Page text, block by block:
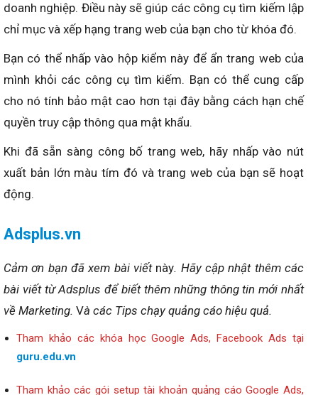
doanh nghiệp. Điều này sẽ giúp các công cụ tìm kiếm lập
chỉ mục và xếp hạng trang web của bạn cho từ khóa đó.
Bạn có thể nhấp vào hộp kiểm này để ẩn trang web của
mình khỏi các công cụ tìm kiếm. Bạn có thể cung cấp
cho nó tính bảo mật cao hơn tại đây bằng cách hạn chế
quyền truy cập thông qua mật khẩu.
Khi đã sẵn sàng công bố trang web, hãy nhấp vào nút
xuất bản lớn màu tím đó và trang web của bạn sẽ hoạt
động.
Adsplus.vn
Cảm ơn bạn đã xem bài viết này. Hãy cập nhật thêm các
bài viết từ Adsplus để biết thêm những thông tin mới nhất
về Marketing. Và các Tips chạy quảng cáo hiệu quả.
Tham khảo các khóa học Google Ads, Facebook Ads tại
guru.edu.vn
Tham khảo các gói setup tài khoản quảng cáo Google Ads,